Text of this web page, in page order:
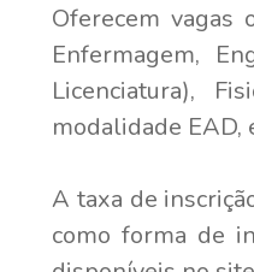
Oferecem vagas
Enfermagem,
Licenciatura),
modalidade EAD,
A taxa de
como forma de